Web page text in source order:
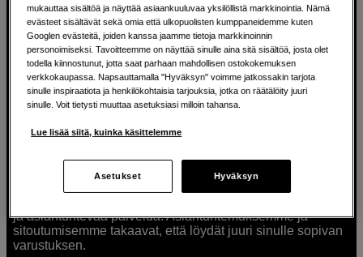
Ratkaisuja luoville ihmisille jo vuodesta
1982
Olemme Scandinavian Photolla jo yli 40 vuoden ajan
auttaneet luovia ihmisiä toteuttamaan visioitaan.
Tarjoamme inspiraatiota, asiantuntemusta ja tuotteita
muun muassa valokuvauksen, äänen, videokuvauksen ja
musiikin ja taiteen harrastajia. Oikeilla työkaluilla ideat
muuttuvat todellisuudeksi. Autamme sinua valitsemaan
ja asiantuntevaa palvelua. Asiantuntemuksemme ja
sitoutumisemme takaavat, että löydät juuri sinulle sopivan
varustuksen.
mukauttaa sisältöä ja näyttää asiaankuuluvaa yksilöllistä markkinointia. Nämä
evästeet sisältävät sekä omia että ulkopuolisten kumppaneidemme kuten
Googlen evästeitä, joiden kanssa jaamme tietoja markkinoinnin
personoimiseksi. Tavoitteemme on näyttää sinulle aina sitä sisältöä, josta olet
todella kiinnostunut, jotta saat parhaan mahdollisen ostokokemuksen
verkkokaupassa. Napsauttamalla "Hyväksyn" voimme jatkossakin tarjota
sinulle inspiraatiota ja henkilökohtaisia tarjouksia, jotka on räätälöity juuri
sinulle. Voit tietysti muuttaa asetuksiasi milloin tahansa.
Lue lisää siitä, kuinka käsittelemme
Asetukset Hyväksyn